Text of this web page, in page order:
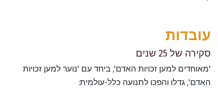
עובדות
סקירה של 25 שנים
'מאוחדים למען זכויות האדם', ביחד עם 'נוער למען זכויות
האדם', גדלו והפכו לתנועה כלל-עולמית: